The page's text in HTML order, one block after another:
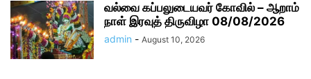
வல்வை கப்பலுடையவர் கோவில் – ஆறாம்
நாள் இரவுத் திருவிழா 08/08/2026
admin - August 10, 2026